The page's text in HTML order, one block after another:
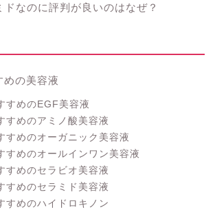
ドなのに評判が良いのはなぜ？
めの美容液
すめのEGF美容液
すめのアミノ酸美容液
すめのオーガニック美容液
すめのオールインワン美容液
すめのセラビオ美容液
すめのセラミド美容液
すめのハイドロキノン